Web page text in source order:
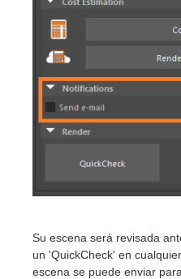
Su escena será revisada
un 'QuickCheck' en
escena se puede enviar